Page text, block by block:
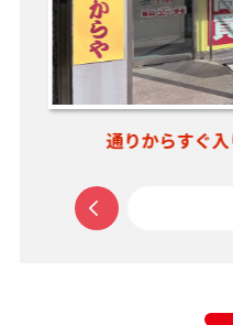
通りからすぐ入りやす